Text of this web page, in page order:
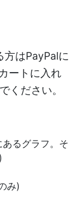
方はPayPalに
ートに入れ
ください。
るグラフ。そ
み)